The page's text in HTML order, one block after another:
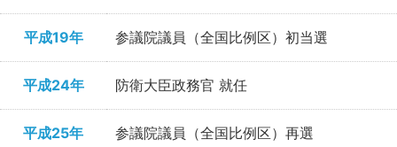
平成19年 参議院議員（全国比例区）初当選
平成24年 防衛大臣政務官 就任
平成25年 参議院議員（全国比例区）再選